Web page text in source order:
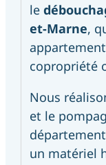
le
et-Marne,
copropriété
Nous
et le
un matériel